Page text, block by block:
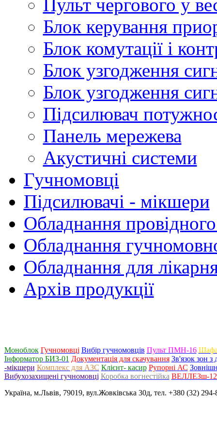
Пульт чергового у
Блок керування
Блок комутації і
Блок узгодження
Блок узгодження
Підсилювач
Панель мережева
Акустичні системи
Гучномовці
Підсилювачі - мікшери
Обладнання провідного
Обладнання
Обладнання для
Архів продукції
Моноблок Гучномовці Вибір гучномовців Пульт ПМН-16 Шафа
Інформатор БИЗ-01 Документація для скачування Зв'язок зон
-мікшери Комплекс для АЗС Клієнт- касир Рупорні АС
Вибухозахищені гучномовці Коробка вогнестійка ВЕЛЛЕЗш-
Україна, м.Львів, 79019, вул.Жовківська 30д, тел. +380 (32)